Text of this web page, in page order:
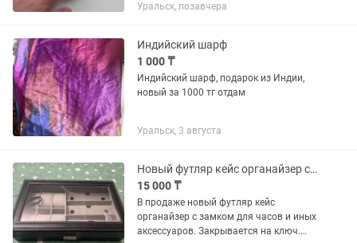
любым типом волос. Особенности: -
Уральск, позавчера
Индийский шарф
1 000 ₸
Индийский шарф, подарок из Индии,
новый за 1000 тг отдам
Уральск, 3 августа
Новый футляр кейс органайзер с замком для часов
15 000 ₸
В продаже новый футляр кейс
органайзер с замком для часов и иных
аксессуаров. Закрывается на ключ.